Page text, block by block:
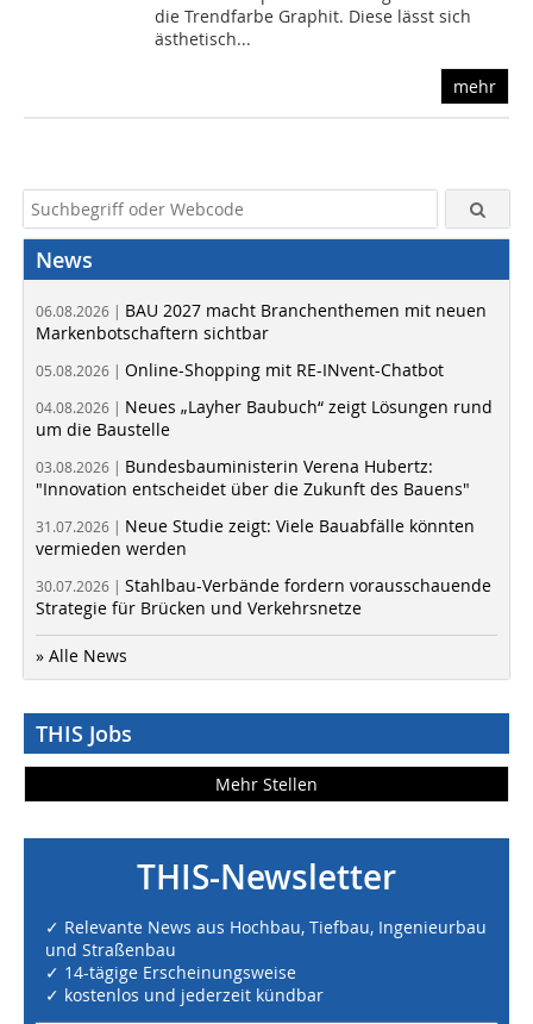
die Trendfarbe Graphit. Diese lässt sich
ästhetisch...
mehr
News
06.08.2026 | BAU 2027 macht Branchenthemen mit neuen
Markenbotschaftern sichtbar
05.08.2026 | Online-Shopping mit RE-INvent-Chatbot
04.08.2026 | Neues „Layher Baubuch“ zeigt Lösungen rund
um die Baustelle
03.08.2026 | Bundesbauministerin Verena Hubertz:
"Innovation entscheidet über die Zukunft des Bauens"
31.07.2026 | Neue Studie zeigt: Viele Bauabfälle könnten
vermieden werden
30.07.2026 | Stahlbau-Verbände fordern vorausschauende
Strategie für Brücken und Verkehrsnetze
» Alle News
THIS Jobs
Mehr Stellen
THIS-Newsletter
✓ Relevante News aus Hochbau, Tiefbau, Ingenieurbau
und Straßenbau
✓ 14-tägige Erscheinungsweise
✓ kostenlos und jederzeit kündbar